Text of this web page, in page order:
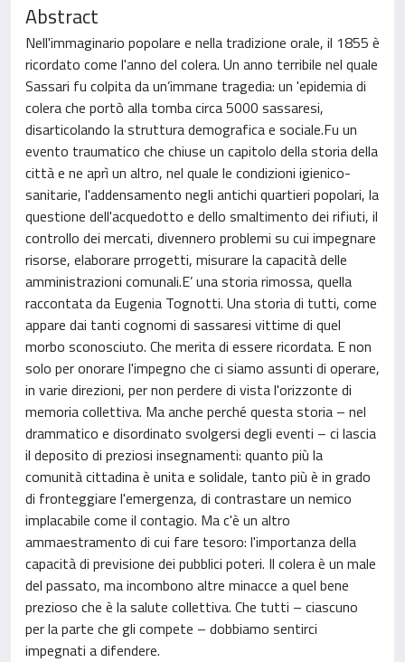
Abstract
Nell'immaginario popolare e nella tradizione orale, il 1855 è
ricordato come l'anno del colera. Un anno terribile nel quale
Sassari fu colpita da un’immane tragedia: un 'epidemia di
colera che portò alla tomba circa 5000 sassaresi,
disarticolando la struttura demografica e sociale.Fu un
evento traumatico che chiuse un capitolo della storia della
città e ne aprì un altro, nel quale le condizioni igienico-
sanitarie, l'addensamento negli antichi quartieri popolari, la
questione dell'acquedotto e dello smaltimento dei rifiuti, il
controllo dei mercati, divennero problemi su cui impegnare
risorse, elaborare prrogetti, misurare la capacità delle
amministrazioni comunali.E’ una storia rimossa, quella
raccontata da Eugenia Tognotti. Una storia di tutti, come
appare dai tanti cognomi di sassaresi vittime di quel
morbo sconosciuto. Che merita di essere ricordata. E non
solo per onorare l'impegno che ci siamo assunti di operare,
in varie direzioni, per non perdere di vista l'orizzonte di
memoria collettiva. Ma anche perché questa storia – nel
drammatico e disordinato svolgersi degli eventi – ci lascia
il deposito di preziosi insegnamenti: quanto più la
comunità cittadina è unita e solidale, tanto più è in grado
di fronteggiare l'emergenza, di contrastare un nemico
implacabile come il contagio. Ma c'è un altro
ammaestramento di cui fare tesoro: l'importanza della
capacità di previsione dei pubblici poteri. Il colera è un male
del passato, ma incombono altre minacce a quel bene
prezioso che è la salute collettiva. Che tutti – ciascuno
per la parte che gli compete – dobbiamo sentirci
impegnati a difendere.